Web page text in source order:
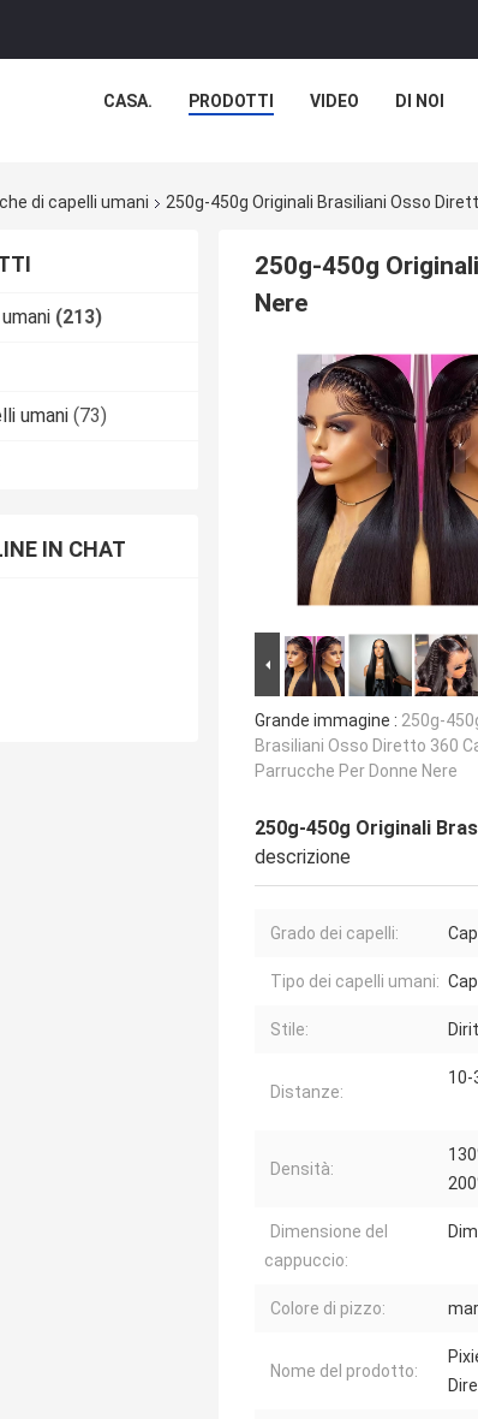
CASA. PRODOTTI VIDEO DI NOI
di capelli umani 250g-450g Originali Brasiliani Osso
(213)
umani (73)
IN CHAT
250g-450g
Nere
Grande immagine : 250g-
Brasiliani Osso Diretto 360
Parrucche Per Donne Nere
250g-450g Originali
descrizione
Grado dei capelli:
Tipo dei capelli umani:
Stile:
Distanze:
10-
Densità:
Dimensione del
cappuccio:
Colore di pizzo:
Nome del prodotto: